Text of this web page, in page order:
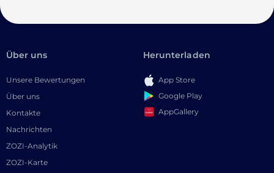
Über uns
Unsere Bewertungen
Über uns
Kontakte
Nachrichten
ZOZI-Analytik
ZOZI-Karte
Herunterladen
App Store
Google Play
AppGallery